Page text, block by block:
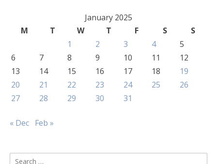
January 2025
M
T W T F S
S
1
2 3 4
5
6
7 8 9 10 11
12
13
14 15 16 17 18
19
20
21 22 23 24 25
26
27
28 29 30 31
« Dec Feb »
Search